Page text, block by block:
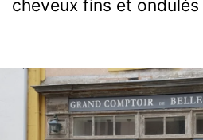
cheveux fins et ondulés